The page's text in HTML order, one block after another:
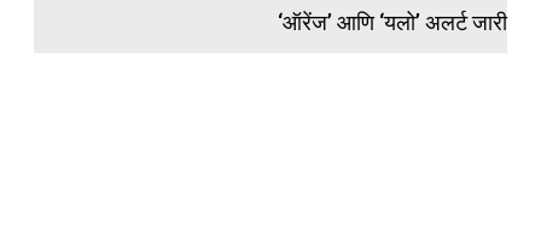
‘ऑरेंज’ आणि ‘यलो’ अलर्ट जारी